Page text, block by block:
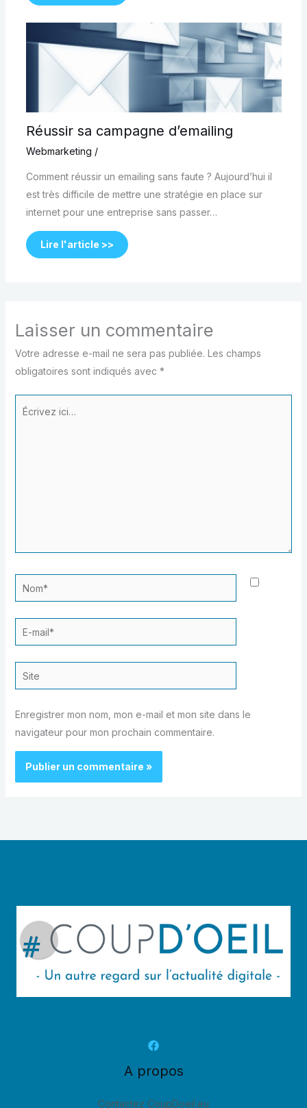
Réussir sa campagne d’emailing
Webmarketing /
Comment réussir un emailing sans faute ? Aujourd’hui il
est très difficile de mettre une stratégie en place sur
internet pour une entreprise sans passer…
Lire l'article >>
Laisser un commentaire
Votre adresse e-mail ne sera pas publiée. Les champs
obligatoires sont indiqués avec *
Nom*
E-
mail*
Site
Enregistrer mon nom, mon e-mail et mon site dans le
navigateur pour mon prochain commentaire.
A propos
Contactez CoupDoeil.eu